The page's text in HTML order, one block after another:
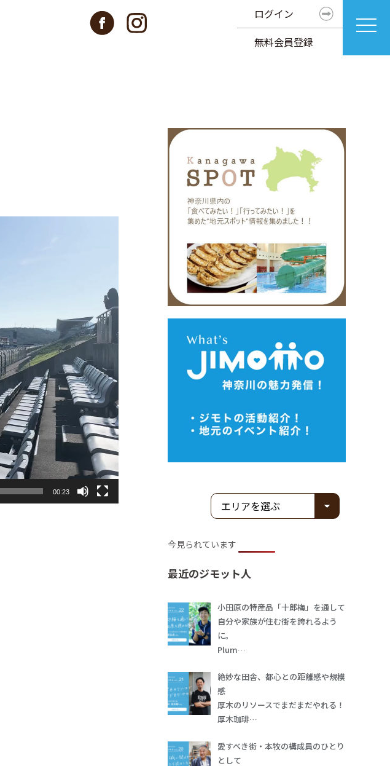
ログイン
無料会員登録
00:23
今見られています
最近のジモット人
小田原の特産品「十郎梅」を通して
自分や家族が住む街を誇れるよう
に。
Plum…
絶妙な田舎、都心との距離感や規模
感
厚木のリソースでまだまだやれる！
厚木珈琲…
愛すべき街・本牧の構成員のひとり
として